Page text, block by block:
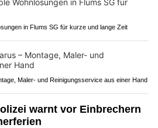
in Flums SG für kurze und lange Zeit
Maler- und Reinigungsservice aus einer Hand
warnt vor Einbrechern